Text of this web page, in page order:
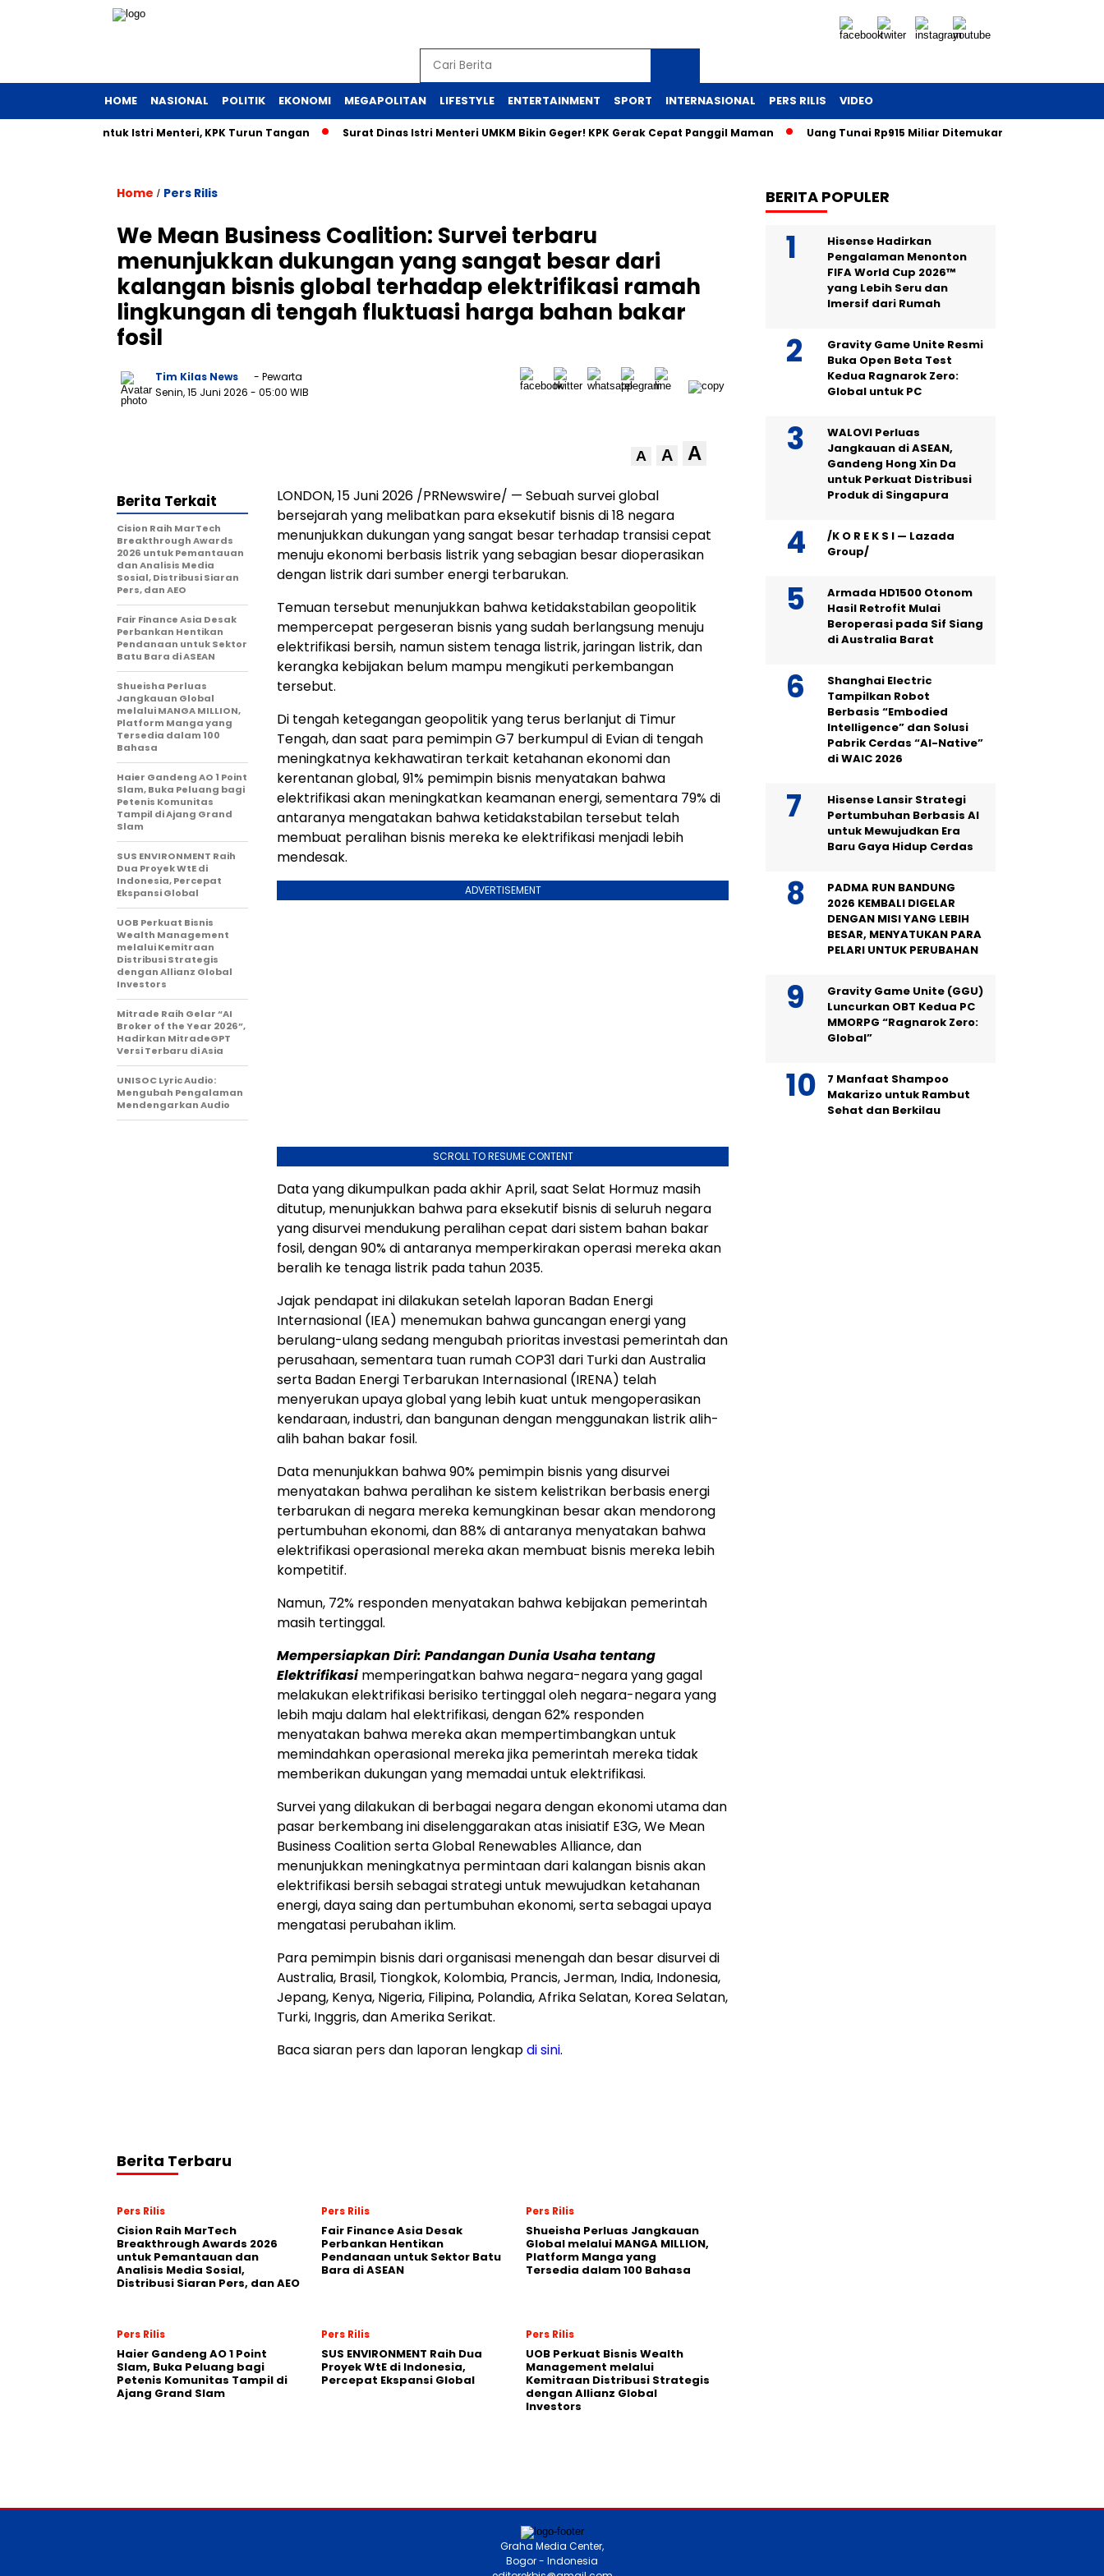
HOME NASIONAL POLITIK EKONOMI MEGAPOLITAN LIFESTYLE ENTERTAINMENT SPORT INTERNASIONAL PERS RILIS VIDEO
UMKM untuk Istri Menteri, KPK Turun Tangan Surat Dinas Istri Menteri UMKM Bikin Geger! KPK Gerak Cepat Panggil Maman Uang Tunai Rp915 Miliar Ditemukan: Kejutan dari Laci
Home / Pers Rilis
We Mean Business Coalition: Survei terbaru
menunjukkan dukungan yang sangat besar dari
kalangan bisnis global terhadap elektrifikasi ramah
lingkungan di tengah fluktuasi harga bahan bakar
fosil
Tim Kilas News
- Pewarta
Senin, 15 Juni 2026 - 05:00 WIB
A A A
LONDON,15 Juni 2026 /PRNewswire/ — Sebuah survei global
bersejarah yang melibatkan para eksekutif bisnis di 18 negara
menunjukkan dukungan yang sangat besar terhadap transisi cepat
menuju ekonomi berbasis listrik yang sebagian besar dioperasikan
dengan listrik dari sumber energi terbarukan.
Temuan tersebut menunjukkan bahwa ketidakstabilan geopolitik
mempercepat pergeseran bisnis yang sudah berlangsung menuju
elektrifikasi bersih, namun sistem tenaga listrik, jaringan listrik, dan
kerangka kebijakan belum mampu mengikuti perkembangan
tersebut.
Di tengah ketegangan geopolitik yang terus berlanjut di Timur
Tengah, dan saat para pemimpin G7 berkumpul di Evian di tengah
meningkatnya kekhawatiran terkait ketahanan ekonomi dan
kerentanan global, 91% pemimpin bisnis menyatakan bahwa
elektrifikasi akan meningkatkan keamanan energi, sementara 79% di
antaranya mengatakan bahwa ketidakstabilan tersebut telah
membuat peralihan bisnis mereka ke elektrifikasi menjadi lebih
mendesak.
ADVERTISEMENT
SCROLL TO RESUME CONTENT
Data yang dikumpulkan pada akhir April, saat Selat Hormuz masih
ditutup, menunjukkan bahwa para eksekutif bisnis di seluruh negara
yang disurvei mendukung peralihan cepat dari sistem bahan bakar
fosil, dengan 90% di antaranya memperkirakan operasi mereka akan
beralih ke tenaga listrik pada tahun 2035.
Jajak pendapat ini dilakukan setelah laporan Badan Energi
Internasional (IEA) menemukan bahwa guncangan energi yang
berulang-ulang sedang mengubah prioritas investasi pemerintah dan
perusahaan, sementara tuan rumah COP31 dari Turki dan Australia
serta Badan Energi Terbarukan Internasional (IRENA) telah
menyerukan upaya global yang lebih kuat untuk mengoperasikan
kendaraan, industri, dan bangunan dengan menggunakan listrik alih-
alih bahan bakar fosil.
Data menunjukkan bahwa 90% pemimpin bisnis yang disurvei
menyatakan bahwa peralihan ke sistem kelistrikan berbasis energi
terbarukan di negara mereka kemungkinan besar akan mendorong
pertumbuhan ekonomi, dan 88% di antaranya menyatakan bahwa
elektrifikasi operasional mereka akan membuat bisnis mereka lebih
kompetitif.
Namun, 72% responden menyatakan bahwa kebijakan pemerintah
masih tertinggal.
Mempersiapkan Diri: Pandangan Dunia Usaha tentang
Elektrifikasimemperingatkan bahwa negara-negara yang gagal
melakukan elektrifikasi berisiko tertinggal oleh negara-negara yang
lebih maju dalam hal elektrifikasi, dengan 62% responden
menyatakan bahwa mereka akan mempertimbangkan untuk
memindahkan operasional mereka jika pemerintah mereka tidak
memberikan dukungan yang memadai untuk elektrifikasi.
Survei yang dilakukan di berbagai negara dengan ekonomi utama dan
pasar berkembang ini diselenggarakan atas inisiatif E3G, We Mean
Business Coalition serta Global Renewables Alliance, dan
menunjukkan meningkatnya permintaan dari kalangan bisnis akan
elektrifikasi bersih sebagai strategi untuk mewujudkan ketahanan
energi, daya saing dan pertumbuhan ekonomi, serta sebagai upaya
mengatasi perubahan iklim.
Para pemimpin bisnis dari organisasi menengah dan besar disurvei di
Australia, Brasil, Tiongkok, Kolombia, Prancis, Jerman, India, Indonesia,
Jepang, Kenya, Nigeria, Filipina, Polandia, Afrika Selatan, Korea Selatan,
Turki, Inggris, dan Amerika Serikat.
Baca siaran pers dan laporan lengkapdi sini.
Berita Terkait
Cision Raih MarTech
Breakthrough Awards
2026 untuk Pemantauan
dan Analisis Media
Sosial, Distribusi Siaran
Pers, dan AEO
Fair Finance Asia Desak
Perbankan Hentikan
Pendanaan untuk Sektor
Batu Bara di ASEAN
Shueisha Perluas
Jangkauan Global
melalui MANGA MILLION,
Platform Manga yang
Tersedia dalam 100
Bahasa
Haier Gandeng AO 1 Point
Slam, Buka Peluang bagi
Petenis Komunitas
Tampil di Ajang Grand
Slam
SUS ENVIRONMENT Raih
Dua Proyek WtE di
Indonesia, Percepat
Ekspansi Global
UOB Perkuat Bisnis
Wealth Management
melalui Kemitraan
Distribusi Strategis
dengan Allianz Global
Investors
Mitrade Raih Gelar “AI
Broker of the Year 2026”,
Hadirkan MitradeGPT
Versi Terbaru di Asia
UNISOC Lyric Audio:
Mengubah Pengalaman
Mendengarkan Audio
Berita Terbaru
Pers Rilis
Cision Raih MarTech
Breakthrough Awards 2026
untuk Pemantauan dan
Analisis Media Sosial,
Distribusi Siaran Pers, dan AEO
Pers Rilis
Fair Finance Asia Desak
Perbankan Hentikan
Pendanaan untuk Sektor Batu
Bara di ASEAN
Pers Rilis
Shueisha Perluas Jangkauan
Global melalui MANGA MILLION,
Platform Manga yang
Tersedia dalam 100 Bahasa
Pers Rilis
Haier Gandeng AO 1 Point
Slam, Buka Peluang bagi
Petenis Komunitas Tampil di
Ajang Grand Slam
Pers Rilis
SUS ENVIRONMENT Raih Dua
Proyek WtE di Indonesia,
Percepat Ekspansi Global
Pers Rilis
UOB Perkuat Bisnis Wealth
Management melalui
Kemitraan Distribusi Strategis
dengan Allianz Global
Investors
BERITA POPULER
Hisense Hadirkan
Pengalaman Menonton
FIFA World Cup 2026™
yang Lebih Seru dan
Imersif dari Rumah
Gravity Game Unite Resmi
Buka Open Beta Test
Kedua Ragnarok Zero:
Global untuk PC
WALOVI Perluas
Jangkauan di ASEAN,
Gandeng Hong Xin Da
untuk Perkuat Distribusi
Produk di Singapura
/K O R E K S I — Lazada
Group/
Armada HD1500 Otonom
Hasil Retrofit Mulai
Beroperasi pada Sif Siang
di Australia Barat
Shanghai Electric
Tampilkan Robot
Berbasis “Embodied
Intelligence” dan Solusi
Pabrik Cerdas “AI-Native”
di WAIC 2026
Hisense Lansir Strategi
Pertumbuhan Berbasis AI
untuk Mewujudkan Era
Baru Gaya Hidup Cerdas
PADMA RUN BANDUNG
2026 KEMBALI DIGELAR
DENGAN MISI YANG LEBIH
BESAR, MENYATUKAN PARA
PELARI UNTUK PERUBAHAN
Gravity Game Unite (GGU)
Luncurkan OBT Kedua PC
MMORPG “Ragnarok Zero:
Global”
7 Manfaat Shampoo
Makarizo untuk Rambut
Sehat dan Berkilau
Graha Media Center,
Bogor - Indonesia